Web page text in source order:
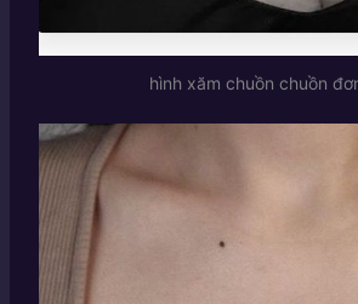
hình xăm chuồn chuồn